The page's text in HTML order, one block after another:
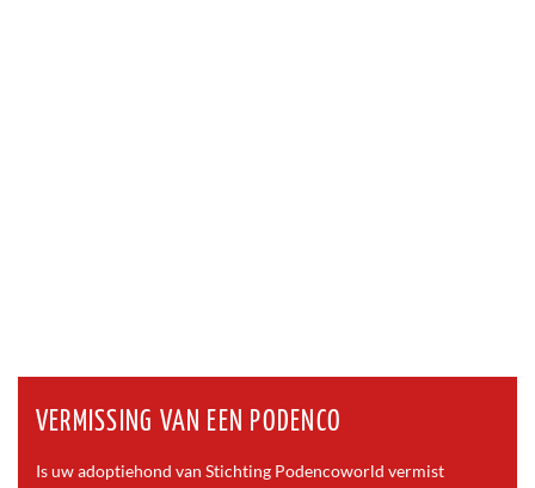
VERMISSING VAN EEN PODENCO
Is uw adoptiehond van Stichting Podencoworld vermist